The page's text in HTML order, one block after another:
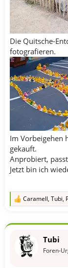
Die Quitsche-
fotografieren.
Im Vorbeigehen
gekauft.
Anprobiert,
Jetzt bin ich
R
k
Caramell, Tubi,
Tubi
Foren-